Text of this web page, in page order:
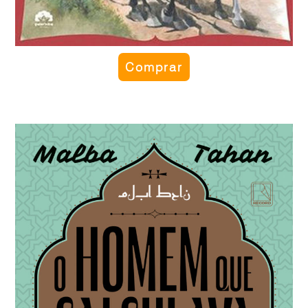
Comprar
O homem que calculava 100ª Edição
Aventuras do calculista persa Beremiz Samir, que
durante uma longa viagem resolve muitos problemas
empregando a ciência que mais conhecia: a
Matemática. Obra rara, que se tornou célebre ao
brincar com a Matemática em uma singular narrativa
no mundo árabe. Permanece viva, ultrapassando a 80a.
edição.